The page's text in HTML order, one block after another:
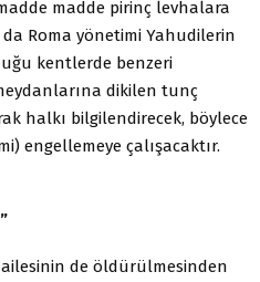
madde pirinç levhalara
da Roma yönetimi Yahudilerin
kentlerde benzeri
dikilen tunç
halkı bilgilendirecek, böylece
engellemeye çalışacaktır.
de öldürülmesinden